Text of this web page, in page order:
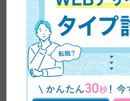
【全ママ必見】2児のシンママ
イナーに大転身した方法公開！